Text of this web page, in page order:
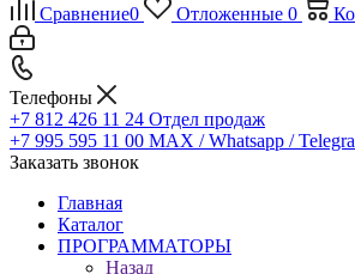
Сравнение0 Отложенные 0
Телефоны
+7 812 426 11 24 Отдел продаж
+7 995 595 11 00 MAX / Whatsapp /
Заказать звонок
Главная
Каталог
ПРОГРАММАТОРЫ
Назад